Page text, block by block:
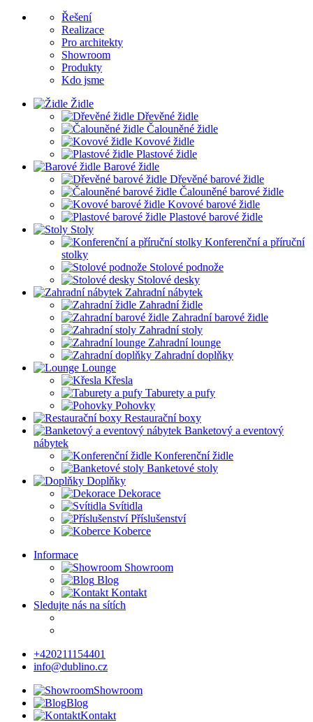
Řešení
Realizace
Pro architekty
Showroom
Produkty
Kdo jsme
Židle
Dřevěné židle
Čalouněné židle
Kovové židle
Plastové židle
Barové židle
Dřevěné barové židle
Čalouněné barové židle
Kovové barové židle
Plastové barové židle
Stoly
Konferenční a příruční
stolky
Stolové podnože
Stolové desky
Zahradní nábytek
Zahradní židle
Zahradní barové židle
Zahradní stoly
Zahradní lounge
Zahradní doplňky
Lounge
Křesla
Taburety a pufy
Pohovky
Restaurační boxy
Banketový a eventový
nábytek
Konferenční židle
Banketové stoly
Doplňky
Dekorace
Svítidla
Příslušenství
Koberce
Informace
Showroom
Blog
Kontakt
Sledujte nás na sítích
+420211154401
info@dublino.cz
Showroom
Blog
Kontakt